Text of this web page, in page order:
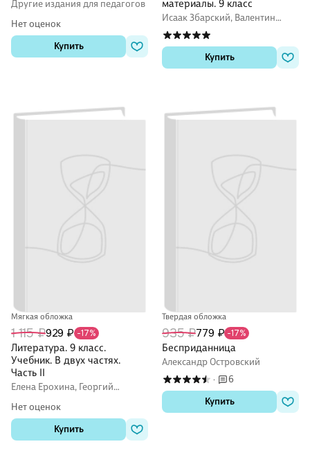
Другие издания для педагогов
Нет оценок
Купить
материалы. 9 класс
Исаак Збарский, Валентин
Коровин, Вера Коровина
Купить
Мягкая обложка
1 115 ₽929 ₽ -17%
Литература. 9 класс.
Учебник. В двух частях.
Часть II
Елена Ерохина, Георгий
Нет оценок
Купить
Твердая обложка
935 ₽779 ₽ -17%
Бесприданница
Александр Островский
·
6
Купить